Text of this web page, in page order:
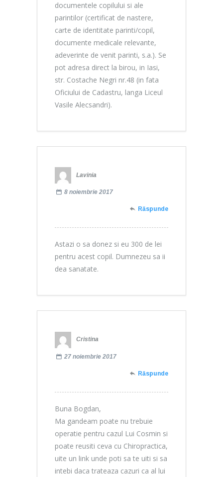
documentele copilului si ale
parintilor (certificat de nastere,
carte de identitate parinti/copil,
documente medicale relevante,
adeverinte de venit parinti, s.a.). Se
pot adresa direct la birou, in Iasi,
str. Costache Negri nr.48 (in fata
Oficiului de Cadastru, langa Liceul
Vasile Alecsandri).
Lavinia
8 noiembrie 2017
Răspunde
Astazi o sa donez si eu 300 de lei
pentru acest copil. Dumnezeu sa ii
dea sanatate.
Cristina
27 noiembrie 2017
Răspunde
Buna Bogdan,
Ma gandeam poate nu trebuie
operatie pentru cazul Lui Cosmin si
poate reusiti ceva cu Chiropractica,
uite un link unde poti sa te uiti si sa
intebi daca trateaza cazuri ca al lui